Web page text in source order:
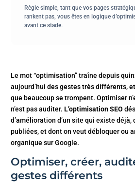
Règle simple, tant que vos pages
rankent pas, vous êtes en logique
avant ce stade.
Le mot “optimisation” traîne depuis
aujourd’hui des gestes très différents,
que beaucoup se trompent. Optimiser
n’est pas auditer.L’optimisation SEO
d’amélioration d’un site qui existe déjà,
publiées, et dont on veut débloquer ou
organique sur Google.
Optimiser, créer,
gestes différents